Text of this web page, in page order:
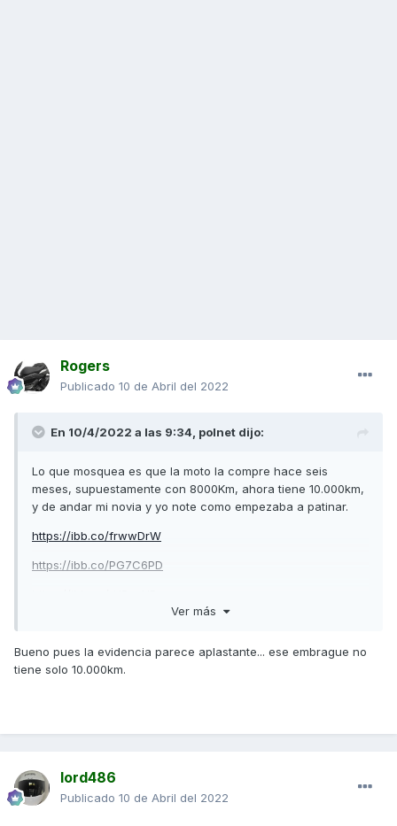
Rogers
Publicado 10 de Abril del 2022
En 10/4/2022 a las 9:34, polnet dijo:
Lo que mosquea es que la moto la compre hace seis
meses, supuestamente con 8000Km, ahora tiene 10.000km,
y de andar mi novia y yo note como empezaba a patinar.
https://ibb.co/frwwDrW
https://ibb.co/PG7C6PD
Ver más
Bueno pues la evidencia parece aplastante... ese embrague no
tiene solo 10.000km.
lord486
Publicado 10 de Abril del 2022